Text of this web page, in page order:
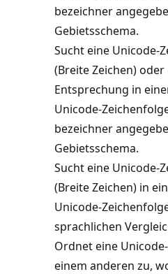
bezeichner
Gebietsschema.
Sucht eine Unicode-
(Breite Zeichen) oder
Entsprechung in
Unicode-
bezeichner
Gebietsschema.
Sucht eine Unicode-
(Breite Zeichen) in
Unicode-
sprachlichen
Ordnet eine
einem anderen zu,